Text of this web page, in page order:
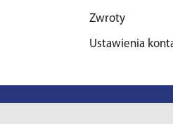
Zwroty
Ustawienia